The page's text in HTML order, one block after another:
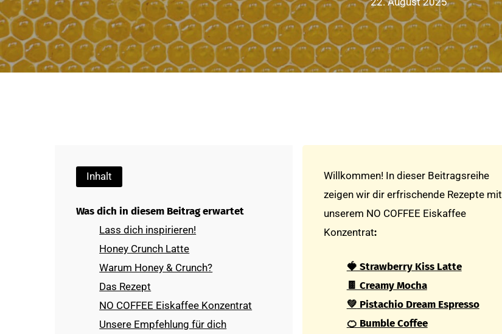
Inhalt
Was dich in diesem Beitrag erwartet
Lass dich inspirieren!
Honey Crunch Latte
Warum Honey & Crunch?
Das Rezept
NO COFFEE Eiskaffee Konzentrat
Unsere Empfehlung für dich
Willkommen! In dieser Beitragsreihe
zeigen wir dir erfrischende Rezepte mit
unserem NO COFFEE Eiskaffee
Konzentrat:
🍓 Strawberry Kiss Latte
🍫 Creamy Mocha
💚 Pistachio Dream Espresso
🍊 Bumble Coffee